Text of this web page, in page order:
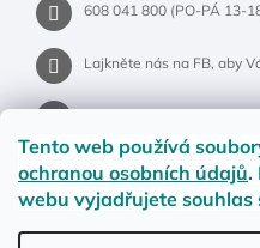
Tento web používá
ochranou osobních údajů.
webu vyjadřujete souhlas
608 041 800 (PO-PÁ 13-
Lajkněte nás na FB, aby